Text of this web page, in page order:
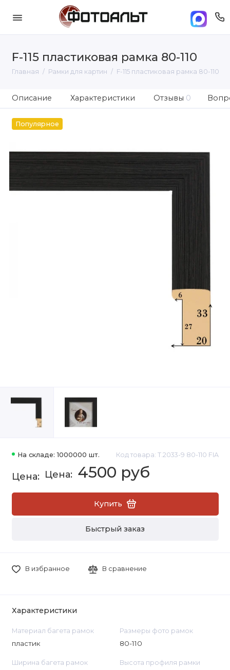
F-115 пластиковая рамка 80-110
Главная Рамки для картин F-115 пластиковая рамка 80-110
Описание Характеристики Отзывы 0
Популярное
На складе: 1000000 шт. Код товара: Т.2033-9 80-110 FIA
4500 руб
Купить
Быстрый заказ
В избранное В сравнение
Характеристики
Материал багета рамок
пластик
Размеры фото рамок
80-110
Ширина багета рамок Высота профиля рамки